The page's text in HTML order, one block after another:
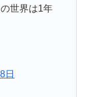
世界は1年
日